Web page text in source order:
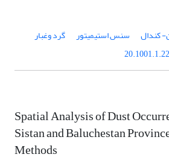
کندال سنس استیمیتور
گرد وغبار
Spatial Analysis of Dust
Sistan and Baluchestan
Methods